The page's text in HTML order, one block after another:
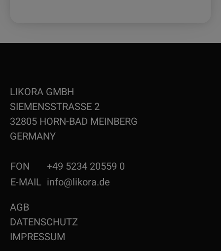
LIKORA GMBH
SIEMENSSTRASSE 2
32805 HORN-BAD MEINBERG
GERMANY
FON
+49 5234 20559 0
E-MAIL info@likora.de
AGB
DATENSCHUTZ
IMPRESSUM